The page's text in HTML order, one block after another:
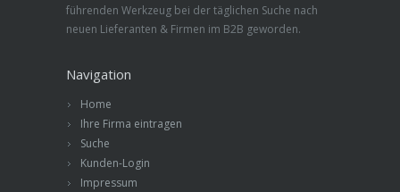
führenden Werkzeug bei der täglichen Suche nach
neuen Lieferanten & Firmen im B2B geworden.
Navigation
Home
Ihre Firma eintragen
Suche
Kunden-Login
Impressum